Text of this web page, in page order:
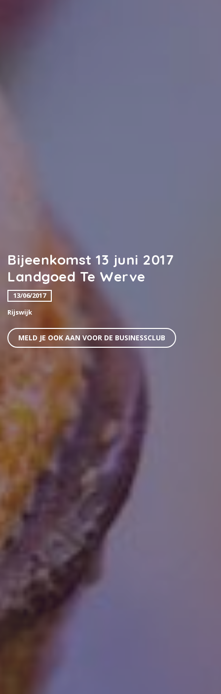
Bijeenkomst 13 juni 2017
Landgoed Te Werve
13/06/2017
Rijswijk
MELD JE OOK AAN VOOR DE BUSINESSCLUB